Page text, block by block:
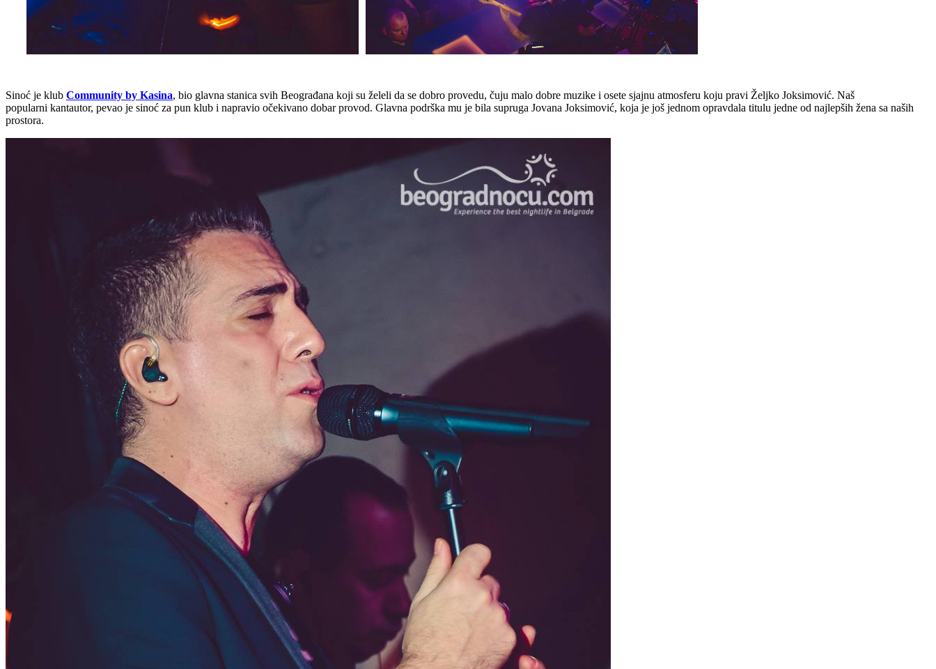
Sinoć je klub Community by Kasina, bio glavna stanica svih Beograđana koji su želeli da se dobro provedu, čuju malo dobre muzike i osete sjajnu atmosferu koju pravi Željko Joksimović. Naš
popularni kantautor, pevao je sinoć za pun klub i napravio očekivano dobar provod. Glavna podrška mu je bila supruga Jovana Joksimović, koja je još jednom opravdala titulu jedne od najlepših žena sa naših
prostora.